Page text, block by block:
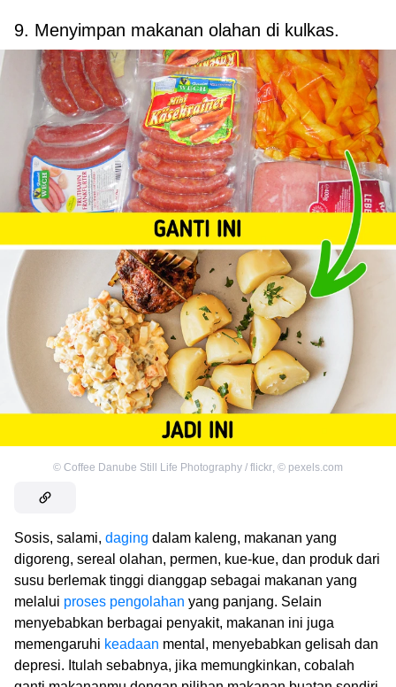
9. Menyimpan makanan olahan di kulkas.
© Coffee Danube Still Life Photography / flickr, © pexels.com
Sosis, salami, daging dalam kaleng, makanan yang
digoreng, sereal olahan, permen, kue-kue, dan produk dari
susu berlemak tinggi dianggap sebagai makanan yang
melalui proses pengolahan yang panjang. Selain
menyebabkan berbagai penyakit, makanan ini juga
memengaruhi keadaan mental, menyebabkan gelisah dan
depresi. Itulah sebabnya, jika memungkinkan, cobalah